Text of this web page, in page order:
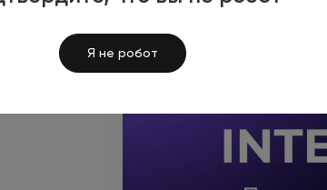
Я не робот